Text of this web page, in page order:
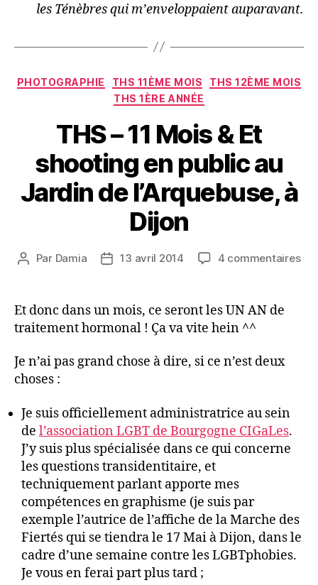
les Ténèbres qui m’enveloppaient auparavant.
Catégories
PHOTOGRAPHIE THS 11ÈME MOIS
THS 12ÈME MOIS
THS 1ÈRE ANNÉE
THS – 11 Mois & Et
shooting en public au
Jardin de l’Arquebuse, à
Dijon
Auteur
Par Damia
Date13 avril 2014 4 commentairessur
Et donc dans un mois, ce seront les UN AN de
traitement hormonal ! Ça va vite hein ^^
Je n’ai pas grand chose à dire, si ce n’est deux
choses :
Je suis officiellement administratrice au sein
de l’association LGBT de Bourgogne CIGaLes.
J’y suis plus spécialisée dans ce qui concerne
les questions transidentitaire, et
techniquement parlant apporte mes
compétences en graphisme (je suis par
exemple l’autrice de l’affiche de la Marche des
Fiertés qui se tiendra le 17 Mai à Dijon, dans le
cadre d’une semaine contre les LGBTphobies.
Je vous en ferai part plus tard ;